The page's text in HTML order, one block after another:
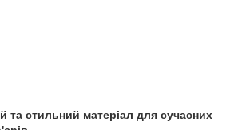
та стильний матеріал для сучасних